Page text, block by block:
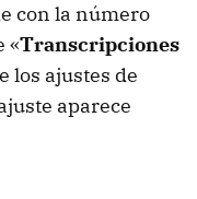
con la número
«Transcripciones
los ajustes de
aparece